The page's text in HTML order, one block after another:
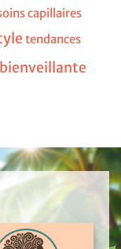
capillaires
tendances